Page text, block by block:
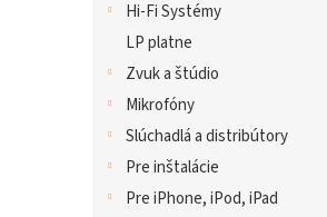
Hi-Fi Systémy
LP platne
Zvuk a štúdio
Mikrofóny
Slúchadlá a distribútory
Pre inštalácie
Pre iPhone, iPod, iPad